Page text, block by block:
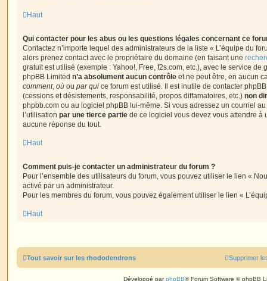
Haut
Qui contacter pour les abus ou les questions légales concernant ce
Contactez n’importe lequel des administrateurs de la liste « L’équipe du
alors prenez contact avec le propriétaire du domaine (en faisant une
gratuit est utilisé (exemple : Yahoo!, Free, f2s.com, etc.), avec le service de
phpBB Limited n’a absolument aucun contrôle et ne peut être, en aucun
comment, où ou par qui ce forum est utilisé. Il est inutile de contacter
(cessions et désistements, responsabilité, propos diffamatoires, etc.) non
phpbb.com ou au logiciel phpBB lui-même. Si vous adressez un courriel
l’utilisation par une tierce partie de ce logiciel vous devez vous attendre à
aucune réponse du tout.
Haut
Comment puis-je contacter un administrateur du forum ?
Pour l’ensemble des utilisateurs du forum, vous pouvez utiliser le lien «
activé par un administrateur.
Pour les membres du forum, vous pouvez également utiliser le lien «
Haut
Tout savoir sur les rhododendrons Supprimer
Développé parphpBB® Forum Software © phpBB